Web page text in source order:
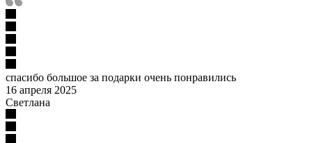
спасибо большое за подарки очень понравились
16 апреля 2025
Светлана